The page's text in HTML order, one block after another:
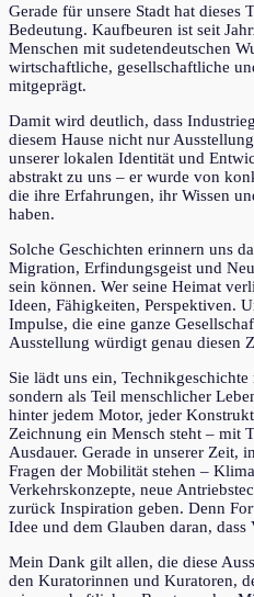
Gerade für unsere Stadt hat dieses
Bedeutung. Kaufbeuren ist seit
Menschen mit sudetendeutschen
wirtschaftliche, gesellschaftliche
mitgeprägt.
Damit wird deutlich, dass
diesem Hause nicht nur
unserer lokalen Identität und
abstrakt zu uns – er wurde von
die ihre Erfahrungen, ihr Wissen
haben.
Solche Geschichten erinnern uns
Migration, Erfindungsgeist und
sein können. Wer seine Heimat
Ideen, Fähigkeiten, Perspektiven.
Impulse, die eine ganze
Ausstellung würdigt genau diesen
Sie lädt uns ein,
sondern als Teil menschlicher
hinter jedem Motor, jeder
Zeichnung ein Mensch steht – mit
Ausdauer. Gerade in unserer Zeit,
Fragen der Mobilität stehen –
Verkehrskonzepte, neue
zurück Inspiration geben. Denn
Idee und dem Glauben daran,
Mein Dank gilt allen, die diese
den Kuratorinnen und Kuratoren,